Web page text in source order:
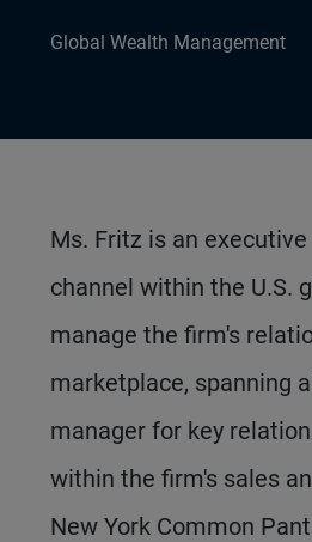
Global Wealth Management
Ms. Fritz is an
channel within the U.S.
manage the firm's
marketplace, spanning
manager for key
within the firm's sales
New York Common